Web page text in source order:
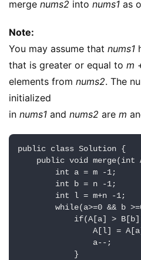
merge nums2 into nums1 as
Note:
You may assume that nums1
that is greater or equal to m
elements from nums2. The
initialized
in nums1 and nums2 are m
public class Solution {
public void merge(int
        int a = m -1;
        int b = n -1;
        int l = m+n -1;
while(a>=0 && b
if(A[a] >
A[l] =
                a--;
            }